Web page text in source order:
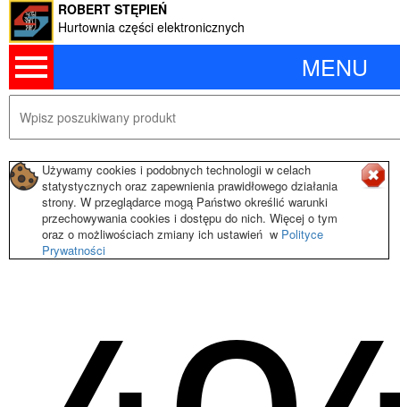
MENU
ROBERT STĘPIEŃ
Hurtownia części elektronicznych
Używamy cookies i podobnych technologii w celach
statystycznych oraz zapewnienia prawidłowego działania
strony. W przeglądarce mogą Państwo określić warunki
przechowywania cookies i dostępu do nich. Więcej o tym
oraz o możliwościach zmiany ich ustawień w Polityce
Prywatności